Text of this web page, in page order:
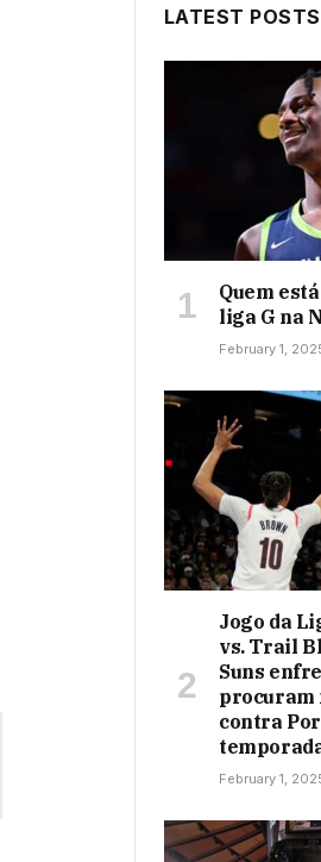
LATEST POSTS
Quem
liga G na
February 1,
Jogo da
vs. Trail
Suns
procuram
contra
February 1,